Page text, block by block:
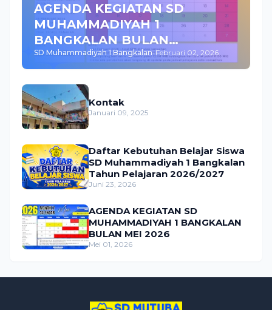
AGENDA KEGIATAN SD
MUHAMMADIYAH 1
BANGKALAN BULAN
FEBRUARI 2026
SD Muhammadiyah 1 Bangkalan-Februari 02, 2026
Kontak
Januari 09, 2025
Daftar Kebutuhan Belajar Siswa
SD Muhammadiyah 1 Bangkalan
Tahun Pelajaran 2026/2027
Juni 23, 2026
AGENDA KEGIATAN SD
MUHAMMADIYAH 1 BANGKALAN
BULAN MEI 2026
Mei 01, 2026